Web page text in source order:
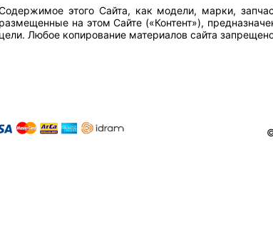
этого Сайта, как модели, марки,
размещенные на этом Сайте («Контент»),
цели. Любое копирование материалов сайта